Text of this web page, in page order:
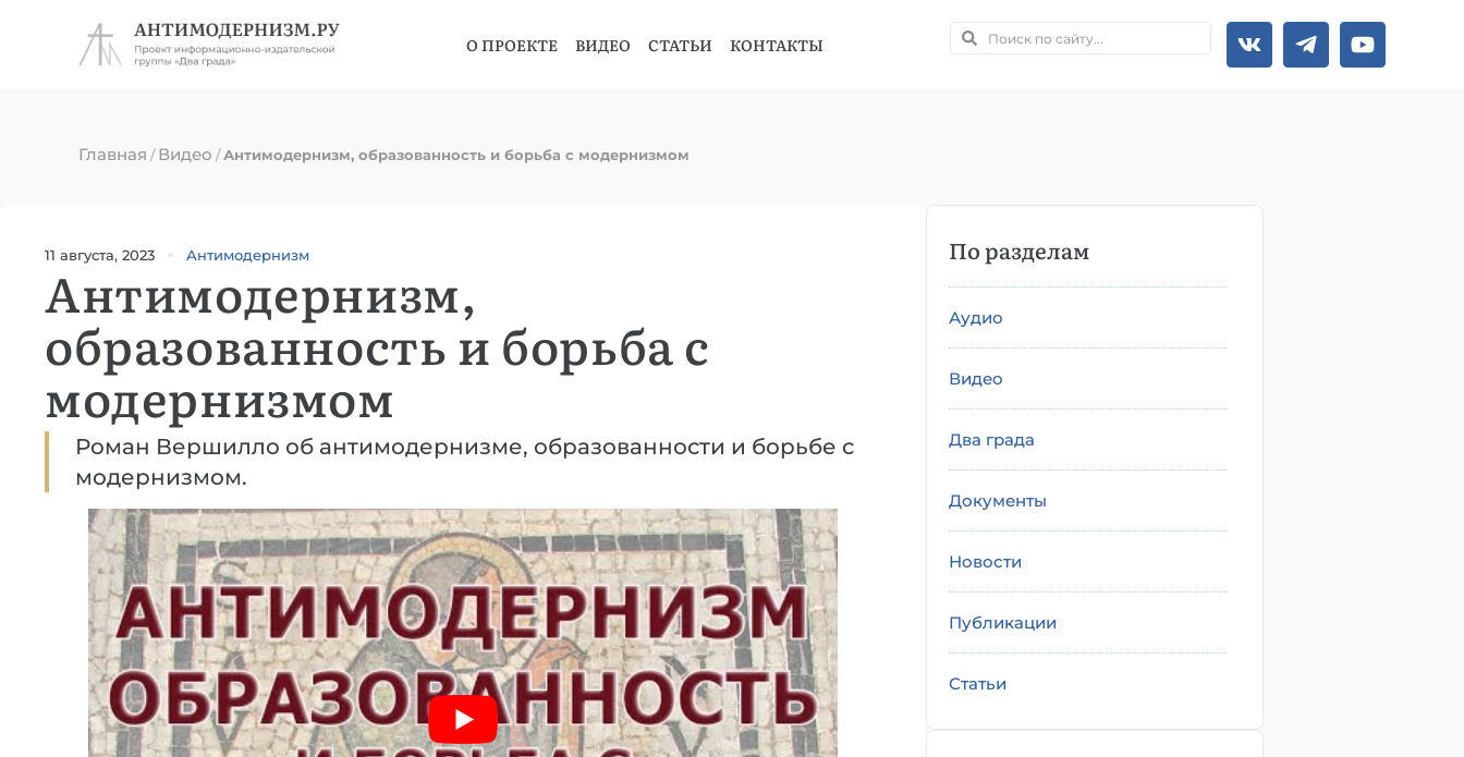
О ПРОЕКТЕ ВИДЕО СТАТЬИ КОНТАКТЫ
Главная /Видео /Антимодернизм, образованность и борьба с модернизмом
11 августа, 2023 Антимодернизм
Антимодернизм,
образованность и борьба с
модернизмом
Роман Вершилло об антимодернизме, образованности и борьбе с
модернизмом.
По разделам
Аудио
Видео
Два града
Документы
Новости
Публикации
Статьи